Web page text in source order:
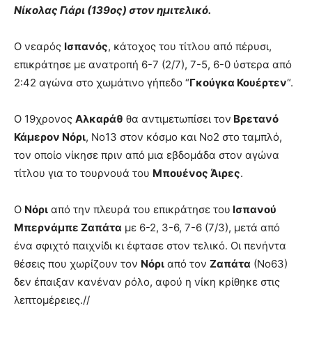
Νίκολας Γιάρι (139ος) στον ημιτελικό.
Ο νεαρός Ισπανός, κάτοχος του τίτλου από πέρυσι,
επικράτησε με ανατροπή 6-7 (2/7), 7-5, 6-0 ύστερα από
2:42 αγώνα στο χωμάτινο γήπεδο “Γκούγκα Κουέρτεν“.
Ο 19χρονος Αλκαράθ θα αντιμετωπίσει τον Βρετανό
Κάμερον Νόρι, Νο13 στον κόσμο και Νο2 στο ταμπλό,
τον οποίο νίκησε πριν από μια εβδομάδα στον αγώνα
τίτλου για το τουρνουά του Μπουένος Άιρες.
Ο Νόρι από την πλευρά του επικράτησε του Ισπανού
Μπερνάμπε Ζαπάτα με 6-2, 3-6, 7-6 (7/3), μετά από
ένα σφιχτό παιχνίδι κι έφτασε στον τελικό. Οι πενήντα
θέσεις που χωρίζουν τον Νόρι από τον Ζαπάτα (Νο63)
δεν έπαιξαν κανέναν ρόλο, αφού η νίκη κρίθηκε στις
λεπτομέρειες.//